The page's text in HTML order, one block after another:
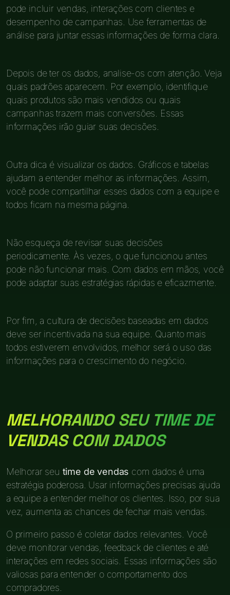
pode incluir vendas, interações com clientes e
desempenho de campanhas. Use ferramentas de
análise para juntar essas informações de forma clara.
Depois de ter os dados, analise-os com atenção. Veja
quais padrões aparecem. Por exemplo, identifique
quais produtos são mais vendidos ou quais
campanhas trazem mais conversões. Essas
informações irão guiar suas decisões.
Outra dica é visualizar os dados. Gráficos e tabelas
ajudam a entender melhor as informações. Assim,
você pode compartilhar esses dados com a equipe e
todos ficam na mesma página.
Não esqueça de revisar suas decisões
periodicamente. Às vezes, o que funcionou antes
pode não funcionar mais. Com dados em mãos, você
pode adaptar suas estratégias rápidas e eficazmente.
Por fim, a cultura de decisões baseadas em dados
deve ser incentivada na sua equipe. Quanto mais
todos estiverem envolvidos, melhor será o uso das
informações para o crescimento do negócio.
MELHORANDO SEU TIME DE
VENDAS COM DADOS
Melhorar seu time de vendas com dados é uma
estratégia poderosa. Usar informações precisas ajuda
a equipe a entender melhor os clientes. Isso, por sua
vez, aumenta as chances de fechar mais vendas.
O primeiro passo é coletar dados relevantes. Você
deve monitorar vendas, feedback de clientes e até
interações em redes sociais. Essas informações são
valiosas para entender o comportamento dos
compradores.